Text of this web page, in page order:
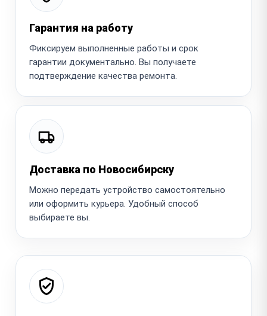
Гарантия на работу
Фиксируем выполненные работы и срок
гарантии документально. Вы получаете
подтверждение качества ремонта.
Доставка по Новосибирску
Можно передать устройство самостоятельно
или оформить курьера. Удобный способ
выбираете вы.